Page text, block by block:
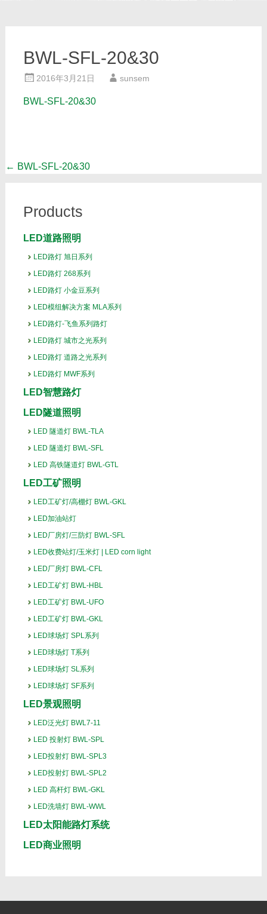
BWL-SFL-20&30
2016年3月21日 sunsem
BWL-SFL-20&30
Post
← BWL-SFL-20&30
Products
LED道路照明
LED路灯 旭日系列
LED路灯 268系列
LED路灯 小金豆系列
LED模组解决方案 MLA系列
LED路灯-飞鱼系列路灯
LED路灯 城市之光系列
LED路灯 道路之光系列
LED路灯 MWF系列
LED智慧路灯
LED隧道照明
LED 隧道灯 BWL-TLA
LED 隧道灯 BWL-SFL
LED 高铁隧道灯 BWL-GTL
LED工矿照明
LED工矿灯/高棚灯 BWL-GKL
LED加油站灯
LED厂房灯/三防灯 BWL-SFL
LED收费站灯/玉米灯 | LED corn light
LED厂房灯 BWL-CFL
LED工矿灯 BWL-HBL
LED工矿灯 BWL-UFO
LED工矿灯 BWL-GKL
LED球场灯 SPL系列
LED球场灯 T系列
LED球场灯 SL系列
LED球场灯 SF系列
LED景观照明
LED泛光灯 BWL7-11
LED 投射灯 BWL-SPL
LED投射灯 BWL-SPL3
LED投射灯 BWL-SPL2
LED 高杆灯 BWL-GKL
LED洗墙灯 BWL-WWL
LED太阳能路灯系统
LED商业照明